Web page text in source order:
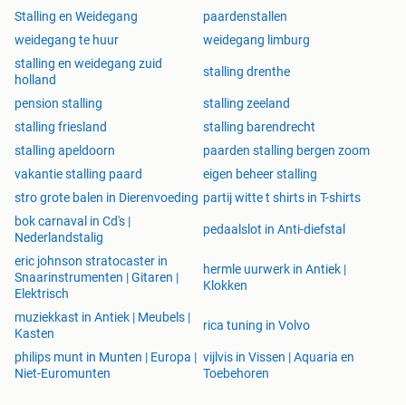
Stalling en Weidegang
paardenstallen
weidegang te huur
weidegang limburg
stalling en weidegang zuid
holland
stalling drenthe
pension stalling
stalling zeeland
stalling friesland
stalling barendrecht
stalling apeldoorn
paarden stalling bergen zoom
vakantie stalling paard
eigen beheer stalling
stro grote balen in Dierenvoeding partij witte t shirts in T-shirts
bok carnaval in Cd's |
Nederlandstalig
pedaalslot in Anti-diefstal
eric johnson stratocaster in
Snaarinstrumenten | Gitaren |
Elektrisch
hermle uurwerk in Antiek |
Klokken
muziekkast in Antiek | Meubels |
Kasten
rica tuning in Volvo
philips munt in Munten | Europa |
Niet-Euromunten
vijlvis in Vissen | Aquaria en
Toebehoren